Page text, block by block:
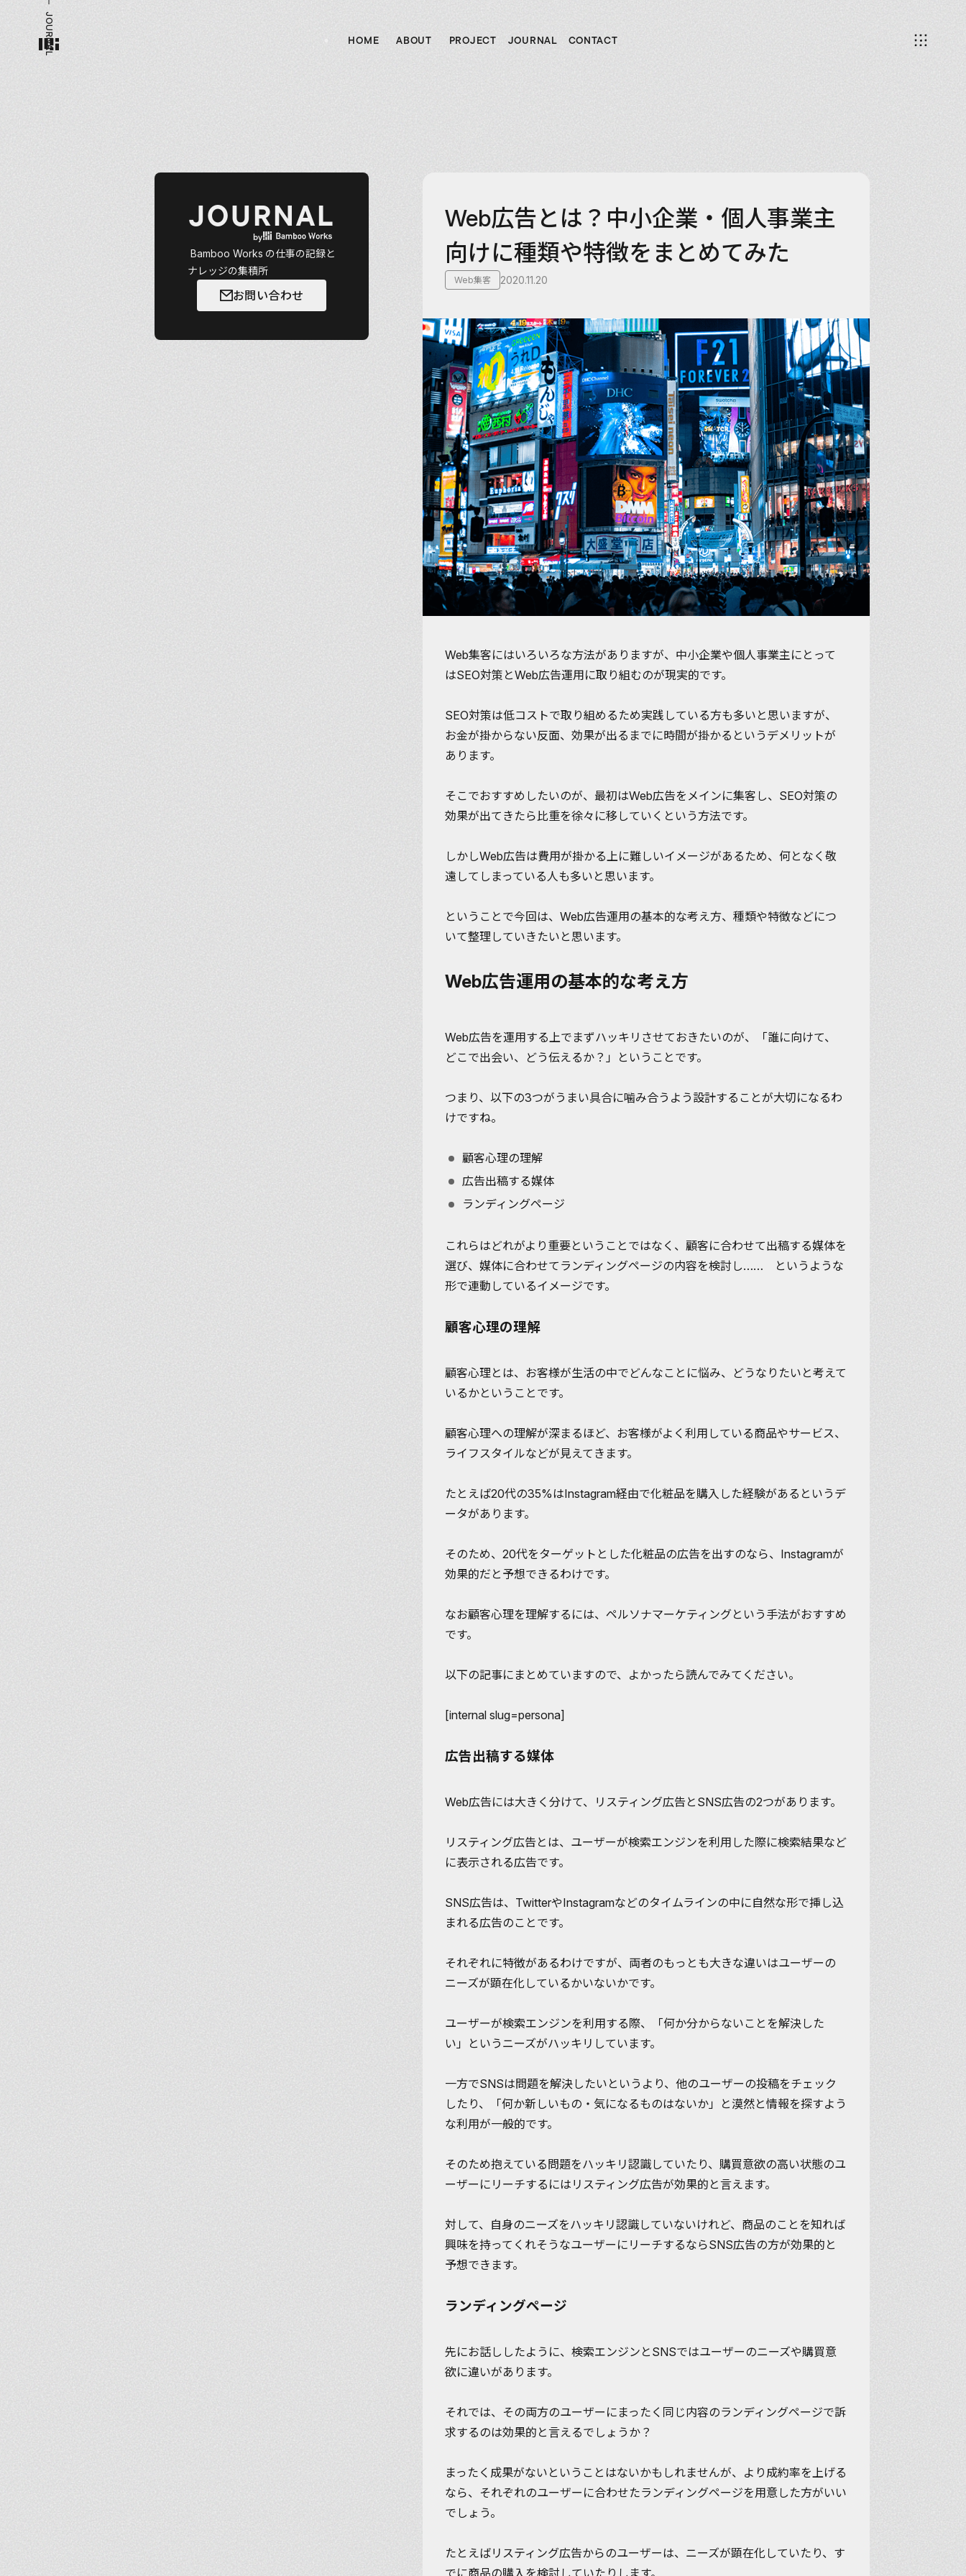
HOME ABOUT PROJECT JOURNAL CONTACT
JOURNAL
by
Bamboo Works の仕事の記録と
ナレッジの集積所
お問い合わせ
お問い合わせ
Web広告とは？中小企業・個人事業主
向けに種類や特徴をまとめてみた
Web集客 2020.11.20
Web集客にはいろいろな方法がありますが、中小企業や個人事業主にとって
はSEO対策とWeb広告運用に取り組むのが現実的です。
SEO対策は低コストで取り組めるため実践している方も多いと思いますが、
お金が掛からない反面、効果が出るまでに時間が掛かるというデメリットが
あります。
そこでおすすめしたいのが、最初はWeb広告をメインに集客し、SEO対策の
効果が出てきたら比重を徐々に移していく という方法です。
しかしWeb広告は費用が掛かる上に難しいイメージがあるため、何となく敬
遠してしまっている人も多いと思います。
ということで今回は、Web広告運用の基本的な考え方、種類や特徴などにつ
いて整理していきたいと思います。
Web広告運用の基本的な考え方
Web広告を運用する上でまずハッキリさせておきたいのが、
「誰に向けて、
どこで出会い、どう伝えるか？」
ということです。
つまり、以下の3つがうまい具合に噛み合うよう設計することが大切になるわ
けですね。
顧客心理の理解
広告出稿する媒体
ランディングページ
これらはどれがより重要ということではなく、顧客に合わせて出稿する媒体を
選び、媒体に合わせてランディングページの内容を検討し…… というような
形で連動しているイメージです。
顧客心理の理解
顧客心理とは、お客様が生活の中でどんなことに悩み、どうなりたいと考えて
いるかということです。
顧客心理への理解が深まるほど、お客様がよく利用している商品やサービス、
ライフスタイルなどが見えてきます。
たとえば20代の35%はInstagram経由で化粧品を購入した経験があるというデ
ータがあります。
そのため、20代をターゲットとした化粧品の広告を出すのなら、Instagramが
効果的だと予想できるわけです。
なお顧客心理を理解するには、ペルソナマーケティングという手法がおすすめ
です。
以下の記事にまとめていますので、よかったら読んでみてください。
[internal slug=persona]
広告出稿する媒体
Web広告には大きく分けて、 リスティング広告とSNS広告の2つがあります。
リスティング広告とは、ユーザーが検索エンジンを利用した際に検索結果など
に表示される広告です。
SNS広告は、TwitterやInstagramなどのタイムラインの中に自然な形で挿し込
まれる広告のことです。
それぞれに特徴があるわけですが、両者のもっとも大きな違いはユーザーの
ニーズが顕在化しているかいないかです。
ユーザーが検索エンジンを利用する際、「何か分からないことを解決した
い」というニーズがハッキリしています。
一方でSNSは問題を解決したいというより、他のユーザーの投稿をチェック
したり、「何か新しいもの・気になるものはないか」と漠然と情報を探すよう
な利用が一般的です。
そのため抱えている問題をハッキリ認識していたり、購買意欲の高い状態のユ
ーザーにリーチするにはリスティング広告が効果的と言えます。
対して、自身のニーズをハッキリ認識していないけれど、商品のことを知れば
興味を持ってくれそうなユーザーにリーチするならSNS広告の方が効果的と
予想できます。
ランディングページ
先にお話ししたように、検索エンジンとSNSではユーザーのニーズや購買意
欲に違いがあります。
それでは、その両方のユーザーにまったく同じ内容のランディングページで訴
求するのは効果的と言えるでしょうか？
まったく成果がないということはないかもしれませんが、より成約率を上げる
なら、 それぞれのユーザーに合わせたランディングページを用意した方がいい
でしょう。
たとえばリスティング広告からのユーザーは、ニーズが顕在化していたり、す
でに商品の購入を検討していたりします。
JOURNAL